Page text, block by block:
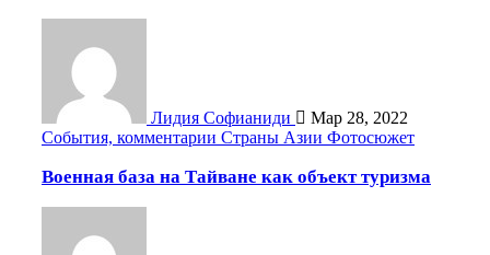
Лидия Софианиди
Мар 28, 2022
События, комментарии Страны Азии Фотосюжет
Военная база на Тайване как объект туризма